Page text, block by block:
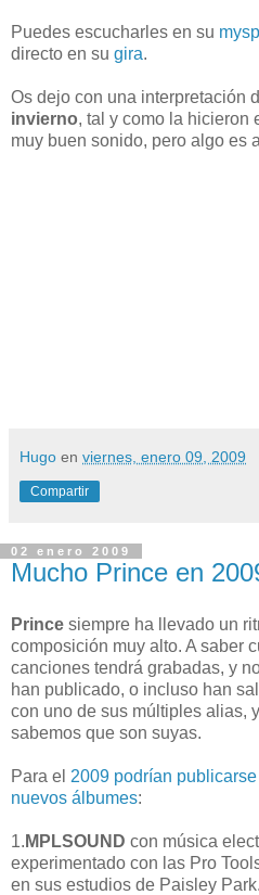
Puedes escucharles en su
directo en su gira.
Os dejo con una interpretación
invierno, tal y como la hicieron
muy buen sonido, pero algo es
Hugo en viernes, enero 09, 2009
Compartir
02 enero 2009
Mucho Prince en
Prince siempre ha llevado un
composición muy alto. A saber
canciones tendrá grabadas, y
han publicado, o incluso han
con uno de sus múltiples alias,
sabemos que son suyas.
Para el 2009 podrían
nuevos álbumes:
1. MPLSOUND con música
experimentado con las Pro
en sus estudios de Paisley Park.